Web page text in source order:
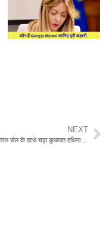
NEXT
दिल्ली स्पेशल सेल के हत्थे चढ़ा कुख्यात हथियार सप्लायर